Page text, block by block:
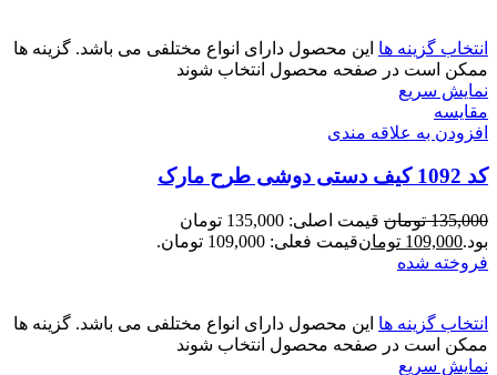
انتخاب گزینه ها این محصول دارای انواع مختلفی می باشد. گزینه ها
ممکن است در صفحه محصول انتخاب شوند
نمایش سریع
مقايسه
افزودن به علاقه مندی
کد 1092 کیف دستی دوشی طرح مارک
135,000 تومان
قیمت اصلی: 135,000 تومان
بود.109,000 تومانقیمت فعلی: 109,000 تومان.
فروخته شده
انتخاب گزینه ها این محصول دارای انواع مختلفی می باشد. گزینه ها
ممکن است در صفحه محصول انتخاب شوند
نمایش سریع